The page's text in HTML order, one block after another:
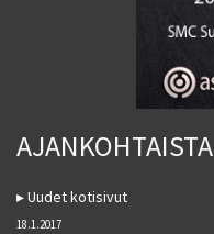
AJANKOHTAISTA
Uudet kotisivut
18.1.2017